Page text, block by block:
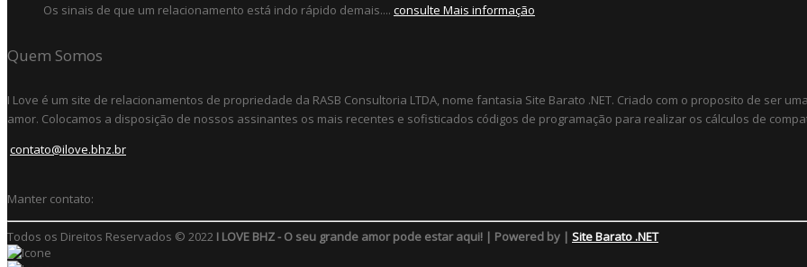
Os sinais de que um relacionamento está indo rápido demais.... consulte Mais informação
Quem Somos
I Love é um site de relacionamentos de propriedade da RASB Consultoria LTDA, nome fantasia Site Barato .NET. Criado com o proposito de ser
amor. Colocamos a disposição de nossos assinantes os mais recentes e sofisticados códigos de programação para realizar os cálculos de
contato@ilove.bhz.br
Manter contato:
Todos os Direitos Reservados © 2022 I LOVE BHZ - O seu grande amor pode estar aqui! | Powered by | Site Barato .NET